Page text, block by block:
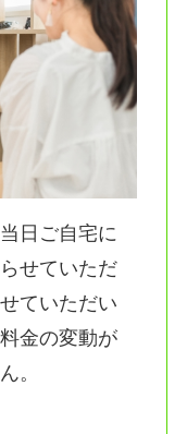
日ご自宅に
せていただ
ていただい
金の変動が
。